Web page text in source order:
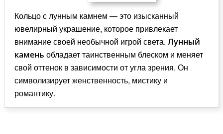
Кольцо с лунным камнем — это изысканный
ювелирный украшение, которое привлекает
внимание своей необычной игрой света.Лунный
камень обладает таинственным блеском и меняет
свой оттенок в зависимости от угла зрения. Он
символизирует женственность, мистику и
романтику.